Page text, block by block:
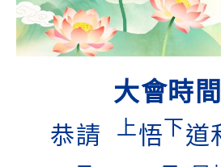
大會時
恭請 上 悟下道